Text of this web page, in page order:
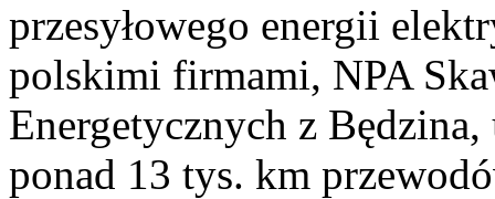
przesyłowego energii
polskimi firmami, NPA
Energetycznych z
ponad 13 tys. km